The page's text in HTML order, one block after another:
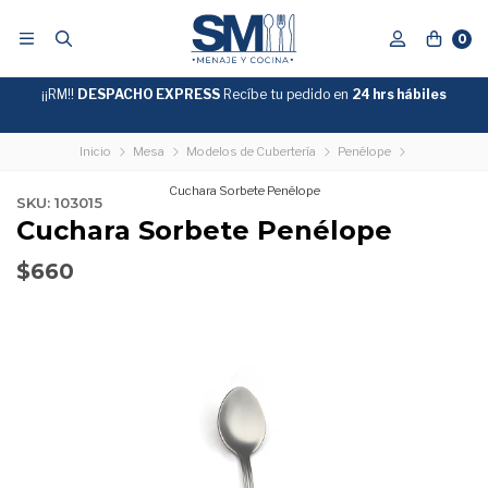
0
GRATIS
SOBRE
¡¡RM!! DESPACHO EXPRESS Recíbe tu pedido en 24 hrs hábiles
Inicio Mesa Modelos de Cubertería Penélope
Cuchara Sorbete Penélope
SKU: 103015
Cuchara Sorbete Penélope
$660